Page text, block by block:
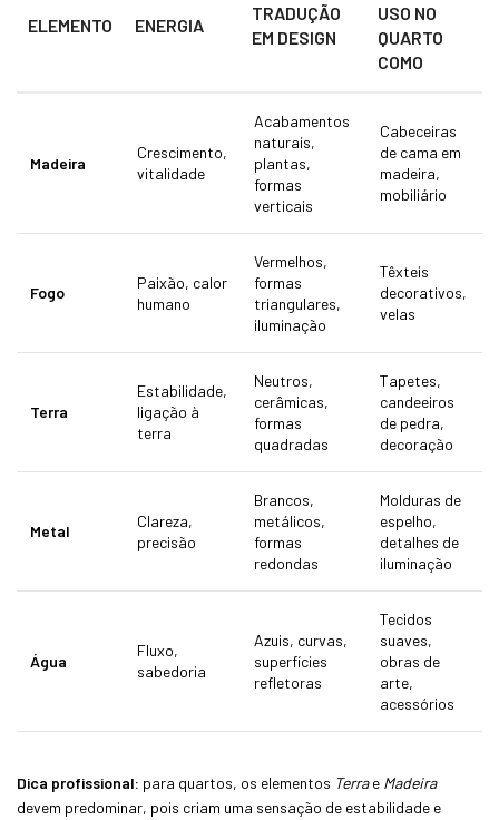
ELEMENTO ENERGIA
TRADUÇÃO
EM DESIGN
USO NO
QUARTO
COMO
Madeira
Crescimento,
vitalidade
Acabamentos
naturais,
plantas,
formas
verticais
Cabeceiras
de cama em
madeira,
mobiliário
Fogo
Paixão, calor
humano
Vermelhos,
formas
triangulares,
iluminação
Têxteis
decorativos,
velas
Terra
Estabilidade,
ligação à
terra
Neutros,
cerâmicas,
formas
quadradas
Tapetes,
candeeiros
de pedra,
decoração
Metal
Clareza,
precisão
Brancos,
metálicos,
formas
redondas
Molduras de
espelho,
detalhes de
iluminação
Água
Fluxo,
sabedoria
Azuis, curvas,
superfícies
refletoras
Tecidos
suaves,
obras de
arte,
acessórios
Dica profissional: para quartos, os elementos Terrae Madeira
devem predominar, pois criam uma sensação de estabilidade e